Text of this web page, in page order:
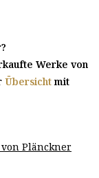
Werke von
Übersichtmit
Plänckner